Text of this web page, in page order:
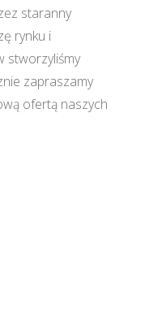
staranny
rynku i
stworzyliśmy
zapraszamy
ofertą naszych